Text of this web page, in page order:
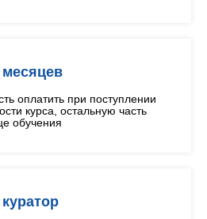
месяцев
оплатить при поступлении
курса, остальную часть
обучения